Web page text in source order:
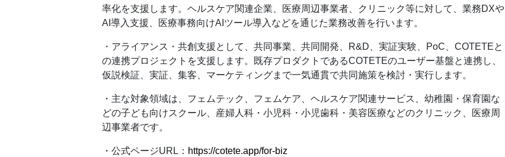
率化を支援します。ヘルスケア関連企業、医療周辺事業者、クリニック等に対して、業務DXや
AI導入支援、医療事務向けAIツール導入などを通じた業務改善を行います。
・アライアンス・共創支援として、共同事業、共同開発、R&D、実証実験、PoC、COTETEと
の連携プロジェクトを支援します。既存プロダクトであるCOTETEのユーザー基盤と連携し、
仮説検証、実証、集客、マーケティングまで一気通貫で共同施策を検討・実行します。
・主な対象領域は、フェムテック、フェムケア、ヘルスケア関連サービス、幼稚園・保育園な
どの子ども向けスクール、産婦人科・小児科・小児歯科・美容医療などのクリニック、医療周
辺事業者です。
・公式ページURL： https://cotete.app/for-biz